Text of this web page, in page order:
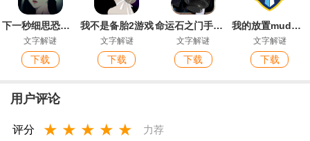
下一秒细思恐极安卓版
文字解谜
下载
我不是备胎2游戏
文字解谜
下载
命运石之门手机版
文字解谜
下载
我的放置mud官方版
文字解谜
下载
用户评论
评分 ★ ★ ★ ★ ★ 力荐